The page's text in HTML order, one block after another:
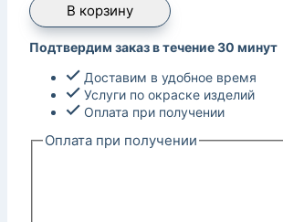
В корзину
Подтвердим заказ в течение 30 минут
Доставим в удобное время
Услуги по окраске изделий
Оплата при получении
Оплата при получении